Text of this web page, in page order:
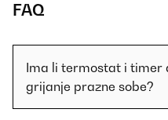
FAQ
Ima li termostat i timer
grijanje prazne sobe?